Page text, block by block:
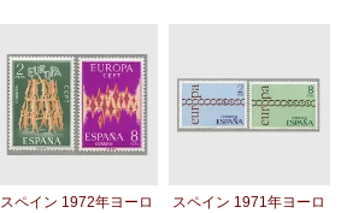
スペイン 1972年ヨーロ スペイン 1971年ヨーロ